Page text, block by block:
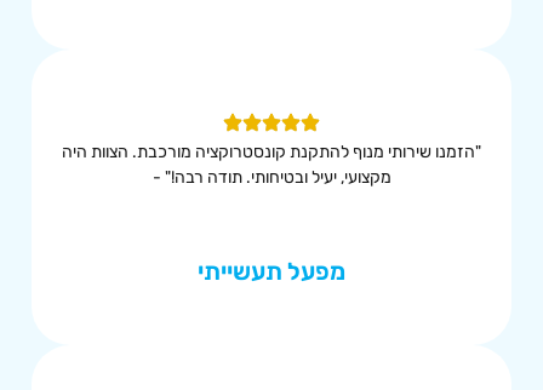
"הזמנו שירותי מנוף להתקנת קונסטרוקציה מורכבת. הצוות היה
מקצועי, יעיל ובטיחותי. תודה רבה!" -
מפעל תעשייתי